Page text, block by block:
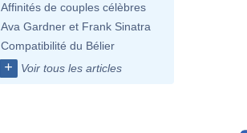
Affinités de couples célèbres
Ava Gardner et Frank Sinatra
Compatibilité du Bélier
+ Voir tous les articles